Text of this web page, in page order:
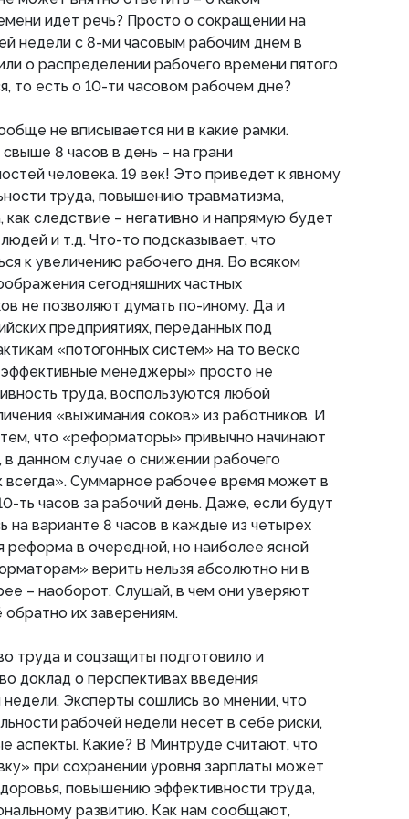
идет речь? Просто о сокращении на
недели с 8-ми часовым рабочим днем в
о распределении рабочего времени пятого
то есть о 10-ти часовом рабочем дне?
не вписывается ни в какие рамки.
8 часов в день – на грани
человека. 19 век! Это приведет к явному
труда, повышению травматизма,
следствие – негативно и напрямую будет
и т.д. Что-то подсказывает, что
к увеличению рабочего дня. Во всяком
сегодняшних частных
не позволяют думать по-иному. Да и
предприятиях, переданных под
«потогонных систем» на то веско
менеджеры» просто не
труда, воспользуются любой
«выжимания соков» из работников. И
что «реформаторы» привычно начинают
данном случае о снижении рабочего
всегда». Суммарное рабочее время может в
ть часов за рабочий день. Даже, если будут
на варианте 8 часов в каждые из четырех
реформа в очередной, но наиболее ясной
верить нельзя абсолютно ни в
– наоборот. Слушай, в чем они уверяют
обратно их заверениям.
труда и соцзащиты подготовило и
доклад о перспективах введения
Эксперты сошлись во мнении, что
рабочей недели несет в себе риски,
аспекты. Какие? В Минтруде считают, что
при сохранении уровня зарплаты может
повышению эффективности труда,
развитию. Как нам сообщают,